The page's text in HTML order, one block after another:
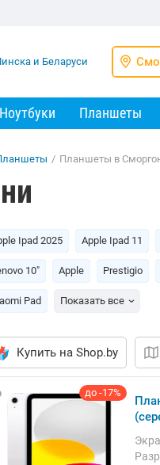
Ноутбуки Планшеты
/ Планшеты в
Ipad 2025 Apple Ipad 11
10" Apple Prestigio
Pad Показать все
Купить на Shop.by
до -17%